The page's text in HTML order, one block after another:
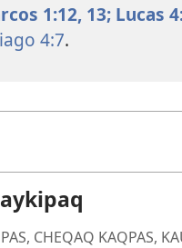
1:12, 13; Lucas
4:7.
CHEQAQ KAQPAS,